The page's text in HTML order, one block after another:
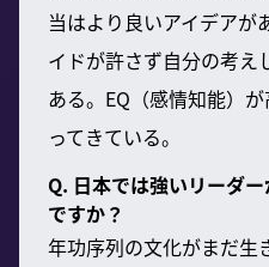
当はより良いアイデアが
イドが許さず自分の考え
ある。EQ（感情知能）
ってきている。
Q. 日本では強いリーダ
ですか？
年功序列の文化がまだ生